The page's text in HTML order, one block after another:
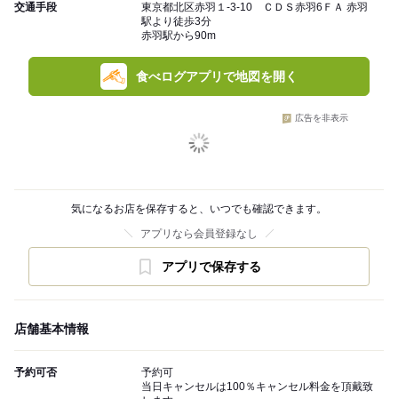
交通手段
東京都北区赤羽１-3-10 ＣＤＳ赤羽6ＦＡ 赤羽
駅より徒歩3分
赤羽駅から90m
食べログアプリで地図を開く
広告を非表示
気になるお店を保存すると、いつでも確認できます。
アプリなら会員登録なし
アプリで保存する
店舗基本情報
予約可否
予約可
当日キャンセルは100％キャンセル料金を頂戴致